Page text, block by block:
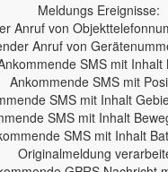
Meldungs Ereignisse:
Anruf von
Anruf von
SMS mit Inhalt
Ankommende SMS mit
SMS mit Inhalt
SMS mit Inhalt
SMS mit Inhalt
Originalmeldung